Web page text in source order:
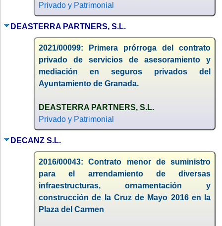
Privado y Patrimonial
DEASTERRA PARTNERS, S.L.
2021/00099: Primera prórroga del contrato
privado de servicios de asesoramiento y
mediación en seguros privados del
Ayuntamiento de Granada.
DEASTERRA PARTNERS, S.L.
Privado y Patrimonial
DECANZ S.L.
2016/00043: Contrato menor de suministro
para el arrendamiento de diversas
infraestructuras, ornamentación y
construcción de la Cruz de Mayo 2016 en la
Plaza del Carmen